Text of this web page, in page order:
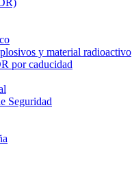
y material radioactivo
por caducidad
Seguridad